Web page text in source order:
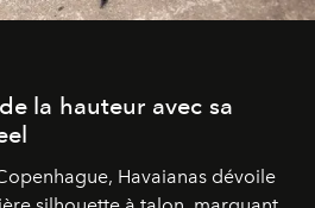
la hauteur avec sa
Havaianas dévoile